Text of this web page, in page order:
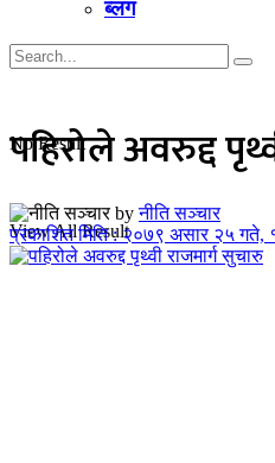
ब्लग
No Result
View All Result
पहिरोले अवरुद्द
by नीति सञ्चार
प्रकाशित मिति : २०७९ असार २५